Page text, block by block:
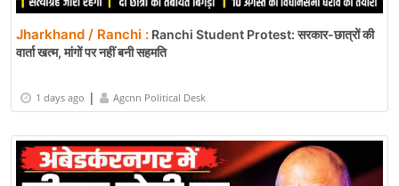
Jharkhand / Ranchi : Ranchi Student Protest: सरकार-छात्रों की
वार्ता खत्म, मांगों पर नहीं बनी सहमति
1 days ago | Agcnn Political Desk